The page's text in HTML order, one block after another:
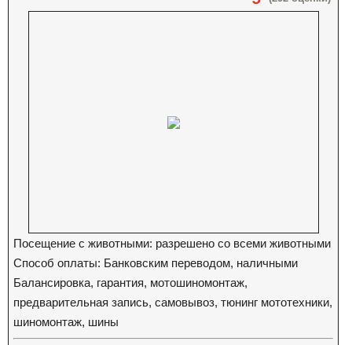
Посещение с животными: разрешено со всеми животными
Способ оплаты: Банковским переводом, наличными
Балансировка, гарантия, мотошиномонтаж,
предварительная запись, самовывоз, тюнинг мототехники,
шиномонтаж, шины